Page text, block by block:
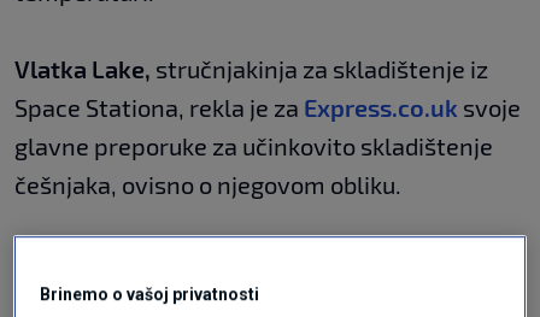
Vlatka Lake, stručnjakinja za skladištenje iz
Space Stationa, rekla je za Express.co.uk svoje
glavne preporuke za učinkovito skladištenje
češnjaka, ovisno o njegovom obliku.
cijele lukovice češnjaka ne čuvaju u hladnjaku
Brinemo o vašoj privatnosti